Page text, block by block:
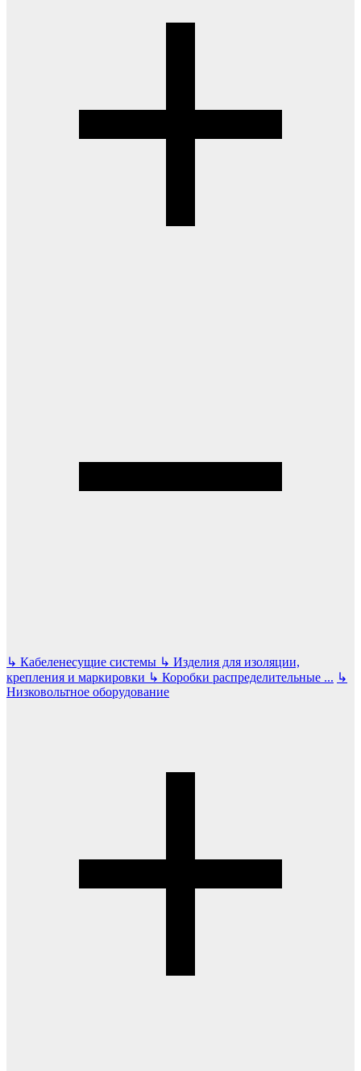
↳ Кабеленесущие системы ↳ Изделия для изоляции,
крепления и маркировки ↳ Коробки распределительные ... ↳
Низковольтное оборудование